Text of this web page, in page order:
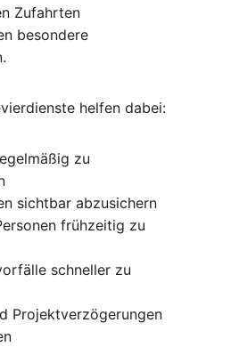
Zufahrten
besondere
helfen dabei:
zu
sichtbar abzusichern
frühzeitig zu
schneller zu
Projektverzögerungen